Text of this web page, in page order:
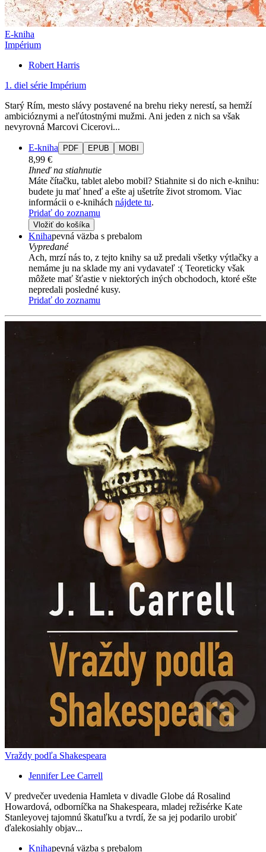
E-kniha
Impérium
Robert Harris
1. diel série Impérium
Starý Rím, mesto slávy postavené na brehu rieky nerestí, sa hemží
ambicióznymi a neľútostnými mužmi. Ani jeden z nich sa však
nevyrovná Marcovi Cicerovi...
E-kniha PDF EPUB MOBI
8,99 €
Ihneď na stiahnutie
Máte čítačku, tablet alebo mobil? Stiahnite si do nich e-knihu:
budete ju mať hneď a ešte aj ušetríte život stromom. Viac
informácii o e-knihách nájdete tu.
Pridať do zoznamu
Vložiť do košíka
Knihapevná väzba s prebalom
Vypredané
Ach, mrzí nás to, z tejto knihy sa už predali všetky výtlačky a
nemáme ju na sklade my ani vydavateľ :( Teoreticky však
môžete mať šťastie v niektorých iných obchodoch, ktoré ešte
nepredali posledné kusy.
Pridať do zoznamu
Vraždy podľa Shakespeara
Jennifer Lee Carrell
V predvečer uvedenia Hamleta v divadle Globe dá Rosalind
Howardová, odborníčka na Shakespeara, mladej režisérke Kate
Stanleyovej tajomnú škatuľku a tvrdí, že sa jej podarilo urobiť
ďalekosiahly objav...
Knihapevná väzba s prebalom